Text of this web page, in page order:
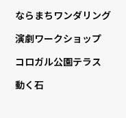
ならまちワンダリング
演劇ワークショップ
コロガル公園テラス
動く石